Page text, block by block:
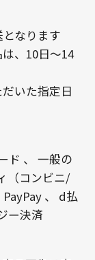
なります
、10日～14
いた指定日
ド 、 一般の
（コンビニ/
PayPay、 d払
ー決済